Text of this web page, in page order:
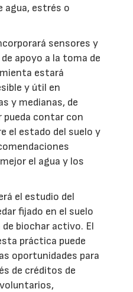
agua, estrés o
sensores y
apoyo a la toma de
estará
y útil en
y medianas, de
pueda contar con
el estado del suelo y
el agua y los
el estudio del
fijado en el suelo
biochar activo. El
práctica puede
oportunidades para
de créditos de